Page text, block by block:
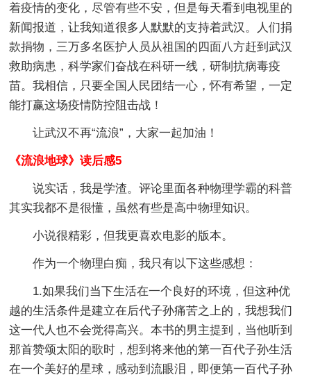
着疫情的变化，尽管有些不安，但是每天看到电视里的
新闻报道，让我知道很多人默默的支持着武汉。人们捐
款捐物，三万多名医护人员从祖国的四面八方赶到武汉
救助病患，科学家们奋战在科研一线，研制抗病毒疫
苗。我相信，只要全国人民团结一心，怀有希望，一定
能打赢这场疫情防控阻击战！
让武汉不再“流浪”，大家一起加油！
《流浪地球》读后感5
说实话，我是学渣。评论里面各种物理学霸的科普
其实我都不是很懂，虽然有些是高中物理知识。
小说很精彩，但我更喜欢电影的版本。
作为一个物理白痴，我只有以下这些感想：
1.如果我们当下生活在一个良好的环境，但这种优
越的生活条件是建立在后代子孙痛苦之上的，我想我们
这一代人也不会觉得高兴。本书的男主提到，当他听到
那首赞颂太阳的歌时，想到将来他的第一百代子孙生活
在一个美好的星球，感动到流眼泪，即便第一百代子孙